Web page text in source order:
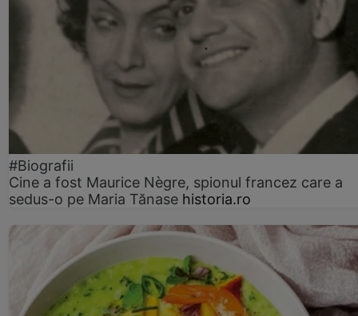
#Biografii
Cine a fost Maurice Nègre, spionul francez care a
sedus-o pe Maria Tănase historia.ro